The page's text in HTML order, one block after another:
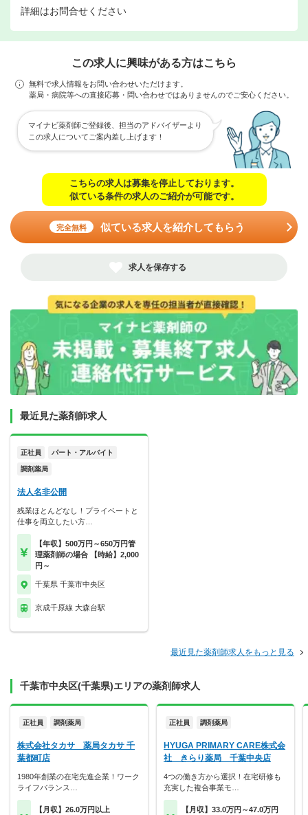
詳細はお問合せください
この求人に興味がある方はこちら
無料で求人情報をお問い合わせいただけます。
薬局・病院等への直接応募・問い合わせではありませんのでご安心ください。
マイナビ薬剤師ご登録後、担当のアドバイザーより
この求人についてご案内差し上げます！
こちらの求人は募集を停止しております。
似ている条件の求人のご紹介が可能です。
完全無料 似ている求人を紹介してもらう
求人を保存する
最近見た薬剤師求人
正社員 パート・アルバイト
調剤薬局
法人名非公開
残業ほとんどなし！プライベートと
仕事を両立したい方…
【年収】500万円～650万円管
理薬剤師の場合 【時給】2,000
円～
千葉県 千葉市中央区
京成千原線 大森台駅
最近見た薬剤師求人をもっと見る
千葉市中央区(千葉県)エリアの薬剤師求人
正社員 調剤薬局
株式会社タカサ 薬局タカサ 千
葉都町店
1980年創業の在宅先進企業！ワーク
ライフバランス…
【月収】26.0万円以上
正社員 調剤薬局
HYUGA PRIMARY CARE株式会
社 きらり薬局 千葉中央店
4つの働き方から選択！在宅研修も
充実した複合事業モ…
【月収】33.0万円～47.0万円